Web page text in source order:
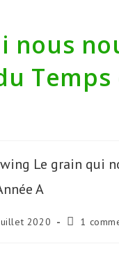
nous
2020 1